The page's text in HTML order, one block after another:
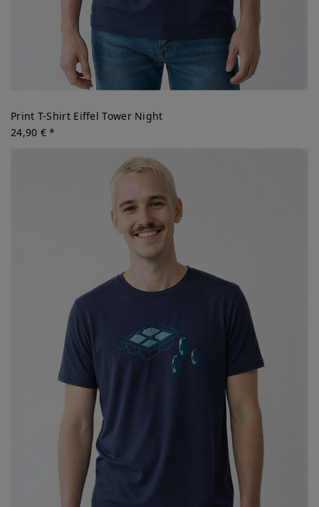
Print T-Shirt Eiffel Tower Night
24,90 € *